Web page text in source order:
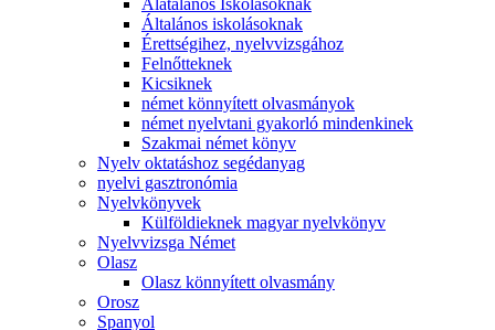
Álatalános Iskolásoknak
Általános iskolásoknak
Érettségihez, nyelvvizsgához
Felnőtteknek
Kicsiknek
német könnyített olvasmányok
német nyelvtani gyakorló mindenkinek
Szakmai német könyv
Nyelv oktatáshoz segédanyag
nyelvi gasztronómia
Nyelvkönyvek
Külföldieknek magyar nyelvkönyv
Nyelvvizsga Német
Olasz
Olasz könnyített olvasmány
Orosz
Spanyol